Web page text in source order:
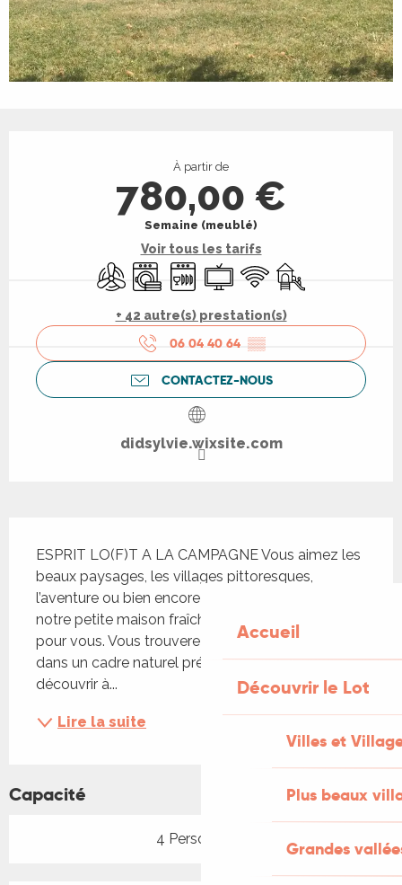
Accueil
Découvrir le Lot
Villes et
Plus beaux
Grandes
À partir de
780,00 €
Semaine (meublé)
Voir tous les tarifs
Air conditionné
Lave lingeLave vaisselle
Télévision
WiFi Jeux pour enfants
+ 42 autre(s) prestation(s)
06 04 40 64 ▒▒
CONTACTEZ-NOUS
didsylvie.wixsite.com
ESPRIT LO(F)T A LA CAMPAGNE Vous aimez les
beaux paysages, les villages pittoresques,
l’aventure ou bien encore les bonnes tables, alors
notre petite maison fraîche et douillette est faite
pour vous. Vous trouverez le calme et la sérénité
dans un cadre naturel préservé. Vous pourrez
découvrir à...
Lire la suite
Capacité
4 Personne(s)